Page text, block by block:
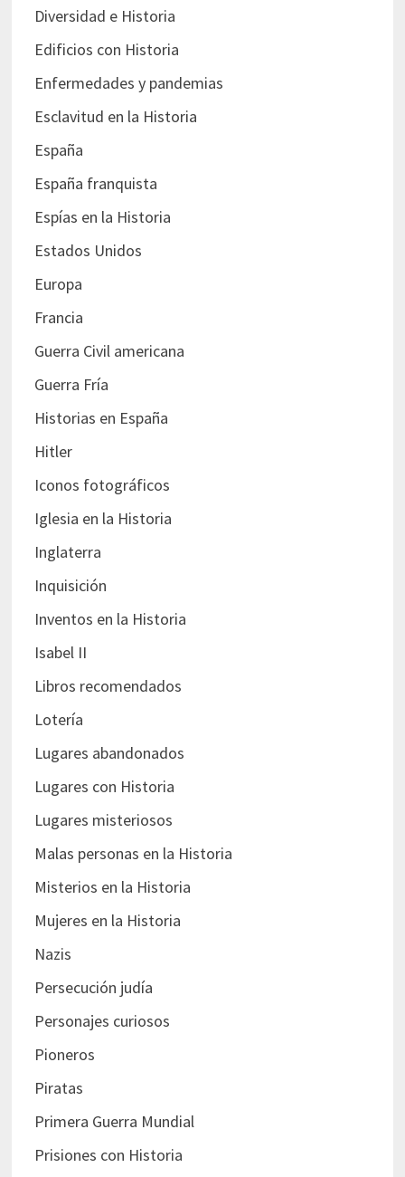
Diversidad e Historia
Edificios con Historia
Enfermedades y pandemias
Esclavitud en la Historia
España
España franquista
Espías en la Historia
Estados Unidos
Europa
Francia
Guerra Civil americana
Guerra Fría
Historias en España
Hitler
Iconos fotográficos
Iglesia en la Historia
Inglaterra
Inquisición
Inventos en la Historia
Isabel II
Libros recomendados
Lotería
Lugares abandonados
Lugares con Historia
Lugares misteriosos
Malas personas en la Historia
Misterios en la Historia
Mujeres en la Historia
Nazis
Persecución judía
Personajes curiosos
Pioneros
Piratas
Primera Guerra Mundial
Prisiones con Historia